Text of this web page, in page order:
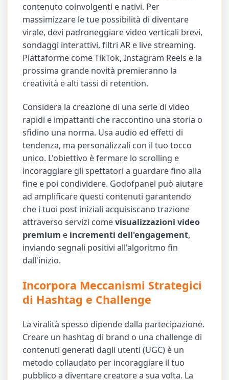
contenuto coinvolgenti e nativi. Per
massimizzare le tue possibilità di diventare
virale, devi padroneggiare video verticali brevi,
sondaggi interattivi, filtri AR e live streaming.
Piattaforme come TikTok, Instagram Reels e la
prossima grande novità premieranno la
creatività e alti tassi di retention.
Considera la creazione di una serie di video
rapidi e impattanti che raccontino una storia o
sfidino una norma. Usa audio ed effetti di
tendenza, ma personalizzali con il tuo tocco
unico. L'obiettivo è fermare lo scrolling e
incoraggiare gli spettatori a guardare fino alla
fine e poi condividere. Godofpanel può aiutare
ad amplificare questi contenuti garantendo
che i tuoi post iniziali acquisiscano trazione
attraverso servizi comevisualizzazioni video
premium e incrementi dell'engagement,
inviando segnali positivi all'algoritmo fin
dall'inizio.
Incorpora Meccanismi Strategici
di Hashtag e Challenge
La viralità spesso dipende dalla partecipazione.
Creare un hashtag di brand o una challenge di
contenuti generati dagli utenti (UGC) è un
metodo collaudato per incoraggiare il tuo
pubblico a diventare creatore a sua volta. La